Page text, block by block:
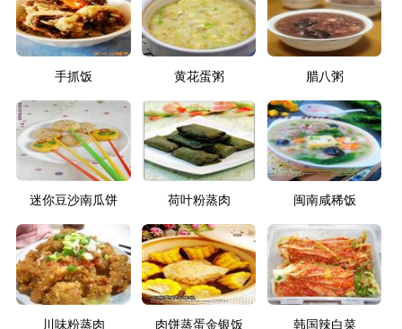
手抓饭 黄花蛋粥 腊八粥
迷你豆沙南瓜饼 荷叶粉蒸肉 闽南咸稀饭
川味粉蒸肉 肉饼蒸蛋金银饭 韩国辣白菜